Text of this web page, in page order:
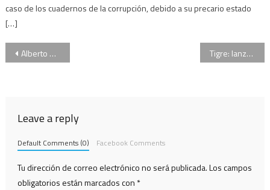
caso de los cuadernos de la corrupción, debido a su precario estado
[…]
Navegación
Alberto Abad renunció como titular de la AFIP Tigre: lanzan una aplicación para proteger a víctimas de violencia de género
Leave a reply
Default Comments (0) Facebook Comments
Tu dirección de correo electrónico no será publicada.Los campos
obligatorios están marcados con *